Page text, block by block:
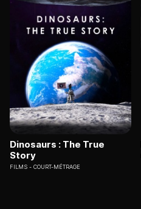
Dinosaurs : The True
Story
FILMS COURT-MÉTRAGE